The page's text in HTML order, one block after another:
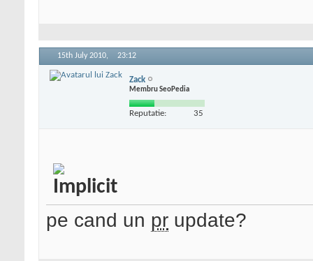
15th July 2010, 23:12
Zack
Membru SeoPedia
Reputatie: 35
pe cand un pr update?